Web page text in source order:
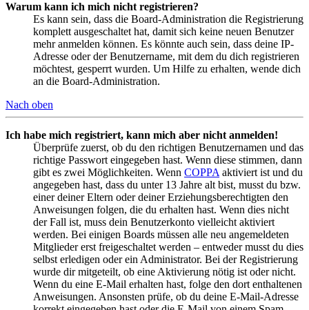
Warum kann ich mich nicht registrieren?
Es kann sein, dass die Board-Administration die Registrierung
komplett ausgeschaltet hat, damit sich keine neuen Benutzer
mehr anmelden können. Es könnte auch sein, dass deine IP-
Adresse oder der Benutzername, mit dem du dich registrieren
möchtest, gesperrt wurden. Um Hilfe zu erhalten, wende dich
an die Board-Administration.
Nach oben
Ich habe mich registriert, kann mich aber nicht anmelden!
Überprüfe zuerst, ob du den richtigen Benutzernamen und das
richtige Passwort eingegeben hast. Wenn diese stimmen, dann
gibt es zwei Möglichkeiten. Wenn COPPA aktiviert ist und du
angegeben hast, dass du unter 13 Jahre alt bist, musst du bzw.
einer deiner Eltern oder deiner Erziehungsberechtigten den
Anweisungen folgen, die du erhalten hast. Wenn dies nicht
der Fall ist, muss dein Benutzerkonto vielleicht aktiviert
werden. Bei einigen Boards müssen alle neu angemeldeten
Mitglieder erst freigeschaltet werden – entweder musst du dies
selbst erledigen oder ein Administrator. Bei der Registrierung
wurde dir mitgeteilt, ob eine Aktivierung nötig ist oder nicht.
Wenn du eine E-Mail erhalten hast, folge den dort enthaltenen
Anweisungen. Ansonsten prüfe, ob du deine E-Mail-Adresse